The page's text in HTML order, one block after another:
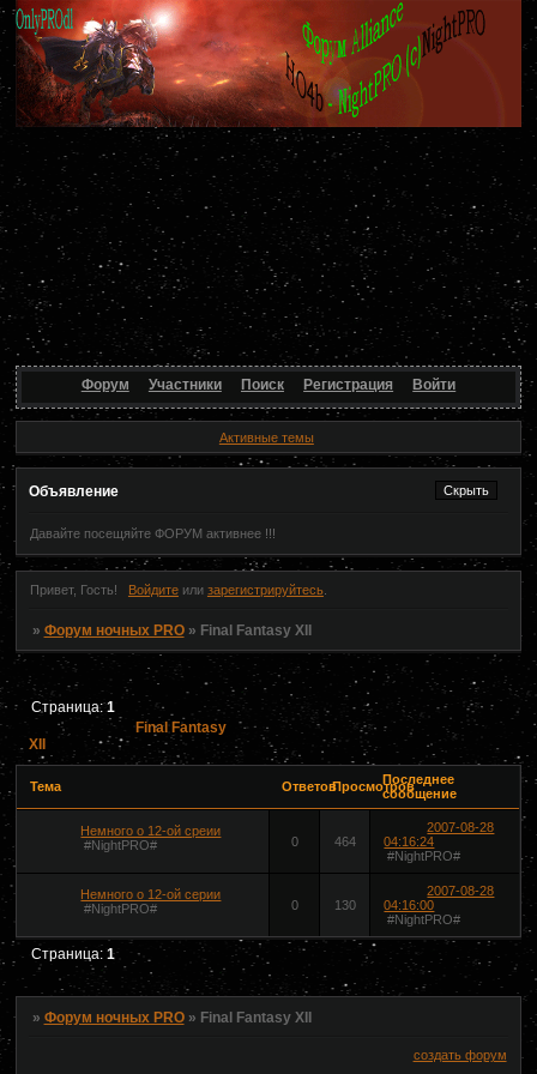
Форум Участники Поиск Регистрация Войти
Активные темы
Объявление
Давайте посещяйте ФОРУМ активнее !!!
Привет, Гость! Войдитеили зарегистрируйтесь.
» Форум ночных PRO » Final Fantasy XII
Final Fantasy
XII
Страница:1
Тема ОтветовПросмотровПоследнее
сообщение
Немного о 12-ой среии
#NightPRO#
0 464
2007-08-28
04:16:24
#NightPRO#
Немного о 12-ой серии
#NightPRO#
0 130
2007-08-28
04:16:00
#NightPRO#
Страница: 1
» Форум ночных PRO » Final Fantasy XII
создать форум